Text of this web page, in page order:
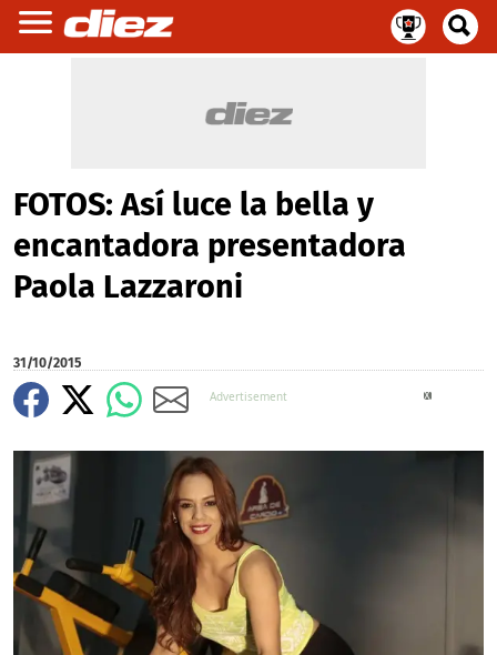
FOTOS: Así luce la bella y
encantadora presentadora
Paola Lazzaroni
31/10/2015
X